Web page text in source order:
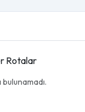
Rotalar